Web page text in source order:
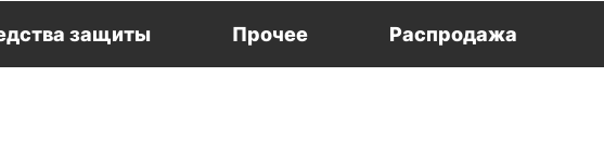
защиты Прочее Распродажа